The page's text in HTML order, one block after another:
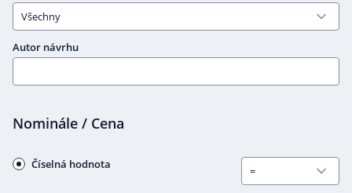
Autor návrhu
Nominále / Cena
Číselná hodnota